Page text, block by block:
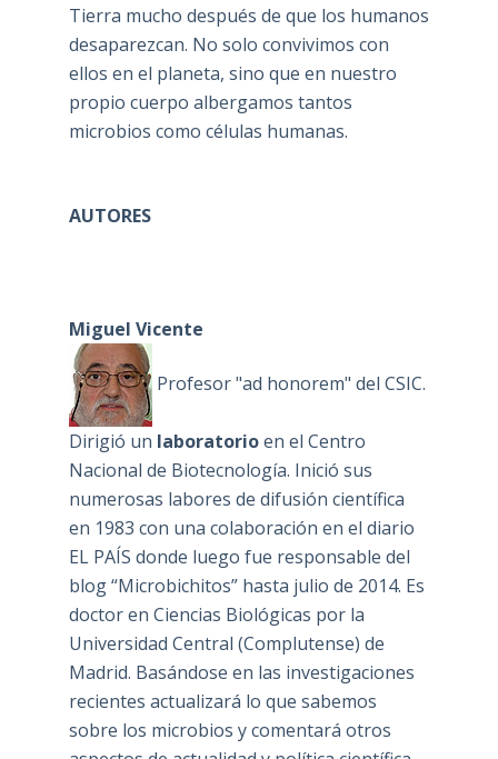
Tierra mucho después de que los humanos
desaparezcan. No solo convivimos con
ellos en el planeta, sino que en nuestro
propio cuerpo albergamos tantos
microbios como células humanas.
AUTORES
Miguel Vicente
Profesor "ad honorem" del CSIC.
Dirigió un laboratorioen el Centro
Nacional de Biotecnología. Inició sus
numerosas labores de difusión científica
en 1983 con una colaboración en el diario
EL PAÍS donde luego fue responsable del
blog “Microbichitos” hasta julio de 2014. Es
doctor en Ciencias Biológicas por la
Universidad Central (Complutense) de
Madrid. Basándose en las investigaciones
recientes actualizará lo que sabemos
sobre los microbios y comentará otros